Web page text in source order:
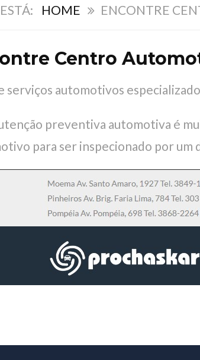
HOME ENCONTRE
Centro
serviços automotivos
preventiva automotiva é
para ser inspecionado por um